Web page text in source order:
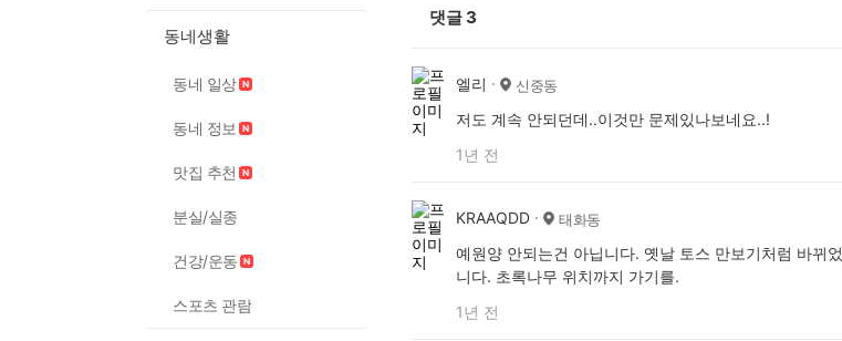
동네생활
동네 일상
동네 정보
맛집 추천
분실/실종
건강/운동
스포츠 관람
댓글 3
엘리 신중동
저도 계속 안되던데..이것만 문제있나보네요..!
1년 전
KRAAQDD 태화동
예원양 안되는건 아닙니다. 옛날 토스 만보기처럼 바
니다. 초록나무 위치까지 가기를.
1년 전